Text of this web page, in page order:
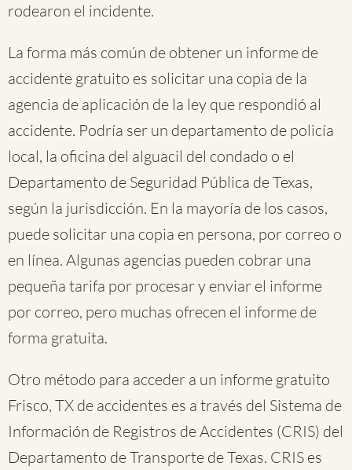
rodearon el incidente.
La forma más común de obtener un informe de
accidente gratuito es solicitar una copia de la
agencia de aplicación de la ley que respondió al
accidente. Podría ser un departamento de policía
local, la oficina del alguacil del condado o el
Departamento de Seguridad Pública de Texas,
según la jurisdicción. En la mayoría de los casos,
puede solicitar una copia en persona, por correo o
en línea. Algunas agencias pueden cobrar una
pequeña tarifa por procesar y enviar el informe
por correo, pero muchas ofrecen el informe de
forma gratuita.
Otro método para acceder a un informe gratuito
Frisco, TX de accidentes es a través del Sistema de
Información de Registros de Accidentes (CRIS) del
Departamento de Transporte de Texas. CRIS es